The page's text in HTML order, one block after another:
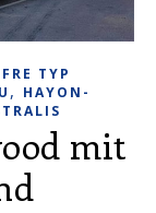
TYP
, HAYON-
mit